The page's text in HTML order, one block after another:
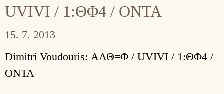
UVIVI / 1:ΘΦ4 / ΟΝΤΑ
15. 7. 2013
Dimitri Voudouris: ΑΛΘ=Φ / UVIVI / 1:ΘΦ4 /
ΟΝΤΑ